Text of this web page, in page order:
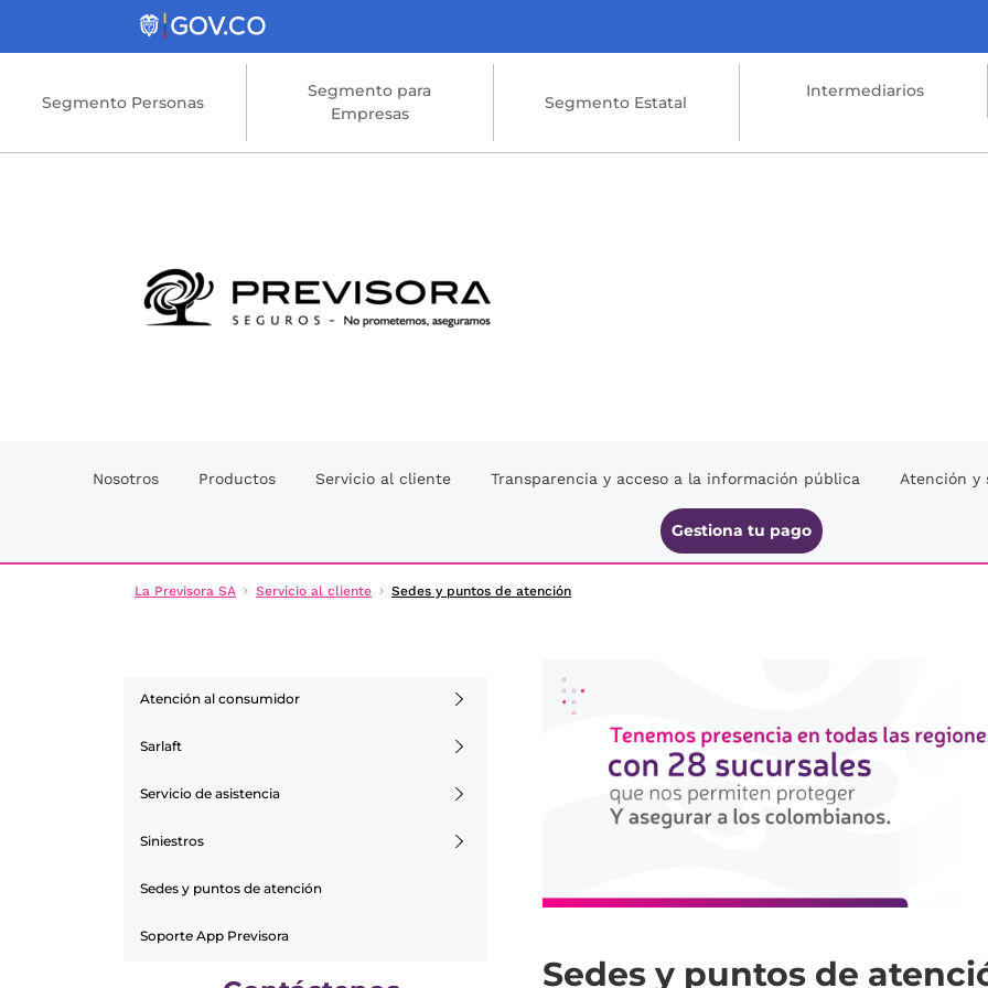
Saltar al contenido principal
Segmento Personas
Segmento para
Empresas
Segmento Estatal
Intermediarios
Nosotros Productos Servicio al cliente Transparencia y acceso a la información pública Atención y
Gestiona tu pago
La Previsora SA Servicio al cliente Sedes y puntos de atención
Atención al consumidor
Sarlaft
Servicio de asistencia
Siniestros
Sedes y puntos de atención
Soporte App Previsora
Sedes y puntos de